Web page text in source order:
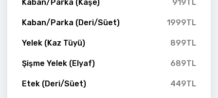
Kaban/Parka (Kaşe) 919TL
Kaban/Parka (Deri/Süet) 1999TL
Yelek (Kaz Tüyü) 899TL
Şişme Yelek (Elyaf) 689TL
Etek (Deri/Süet) 449TL